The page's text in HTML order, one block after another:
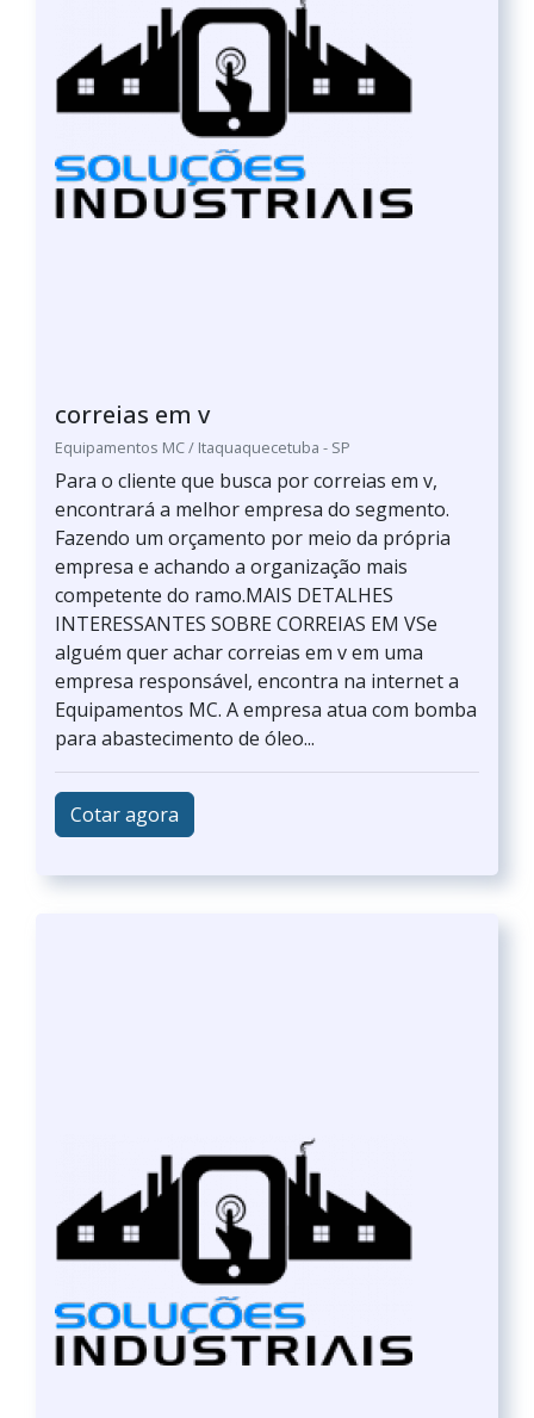
correias em v
Equipamentos MC / Itaquaquecetuba - SP
Para o cliente que busca por correias em v,
encontrará a melhor empresa do segmento.
Fazendo um orçamento por meio da própria
empresa e achando a organização mais
competente do ramo.MAIS DETALHES
INTERESSANTES SOBRE CORREIAS EM VSe
alguém quer achar correias em v em uma
empresa responsável, encontra na internet a
Equipamentos MC. A empresa atua com bomba
para abastecimento de óleo...
Cotar agora